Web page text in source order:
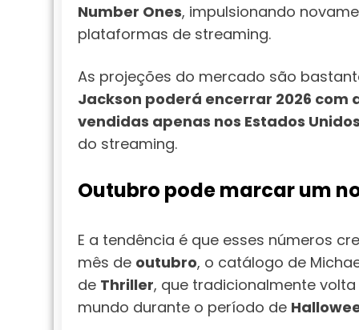
Number Ones, impulsionando
plataformas de streaming.
As projeções do mercado são
Jackson poderá encerrar 2026
vendidas apenas nos Estados
do streaming.
Outubro pode marcar um
E a tendência é que esses números
mês de outubro, o catálogo de
de Thriller, que tradicionalmente
mundo durante o período de